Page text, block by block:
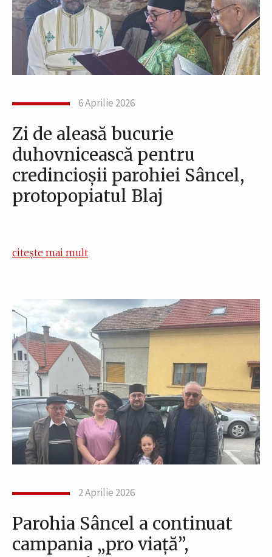
6 Aprilie 2026
Zi de aleasă bucurie
duhovnicească pentru
credincioșii parohiei Sâncel,
protopopiatul Blaj
citește mai mult
2 Aprilie 2026
Parohia Sâncel a continuat
campania „pro viață”,